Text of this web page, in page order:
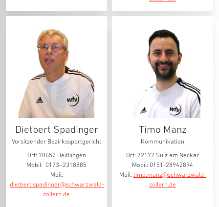
Dietbert Spadinger
Vorsitzender Bezirkssportgericht
Ort: 78652 Deißlingen
Mobil: 0173–2318885
Mail:
dietbert.spadinger@schwarzwald-
zollern.de
Timo Manz
Kommunikation
Ort: 72172 Sulz am Neckar
Mobil: 0151-28942894
Mail: timo.manz@schwarzwald-
zollern.de